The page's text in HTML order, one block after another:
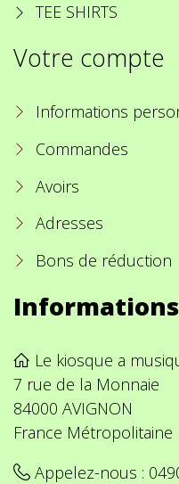
TEE SHIRTS
Votre compte
Informations
Commandes
Avoirs
Adresses
Bons de réduction
Informations
Le kiosque a
7 rue de la Monnaie
84000 AVIGNON
France Métropolitaine
Appelez-nous :